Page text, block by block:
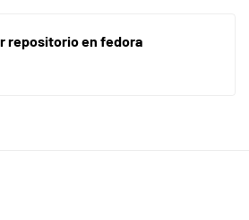
repositorio en fedora